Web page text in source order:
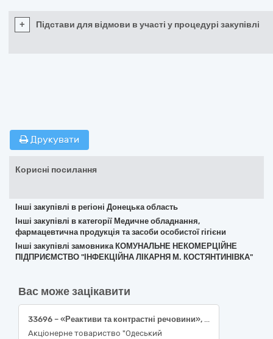
+ Підстави для відмови в участі у процедурі закупівлі
Друкувати
Корисні посилання
Інші закупівлі в регіоні Донецька область
Інші закупівлі в категорії Медичне обладнання,
фармацевтична продукція та засоби особистої гігієни
Інші закупівлі замовника КОМУНАЛЬНЕ НЕКОМЕРЦІЙНЕ
ПІДПРИЄМСТВО "ІНФЕКЦІЙНА ЛІКАРНЯ М. КОСТЯНТИНІВКА"
Вас може зацікавити
33696 – «Реактиви та контрастні речовини», 8 найменувань.
Акціонерне товариство "Одеський